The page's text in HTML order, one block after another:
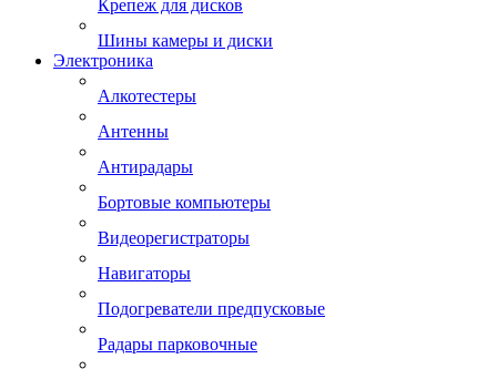
Крепеж для дисков
Шины камеры и диски
Электроника
Алкотестеры
Антенны
Антирадары
Бортовые компьютеры
Видеорегистраторы
Навигаторы
Подогреватели предпусковые
Радары парковочные